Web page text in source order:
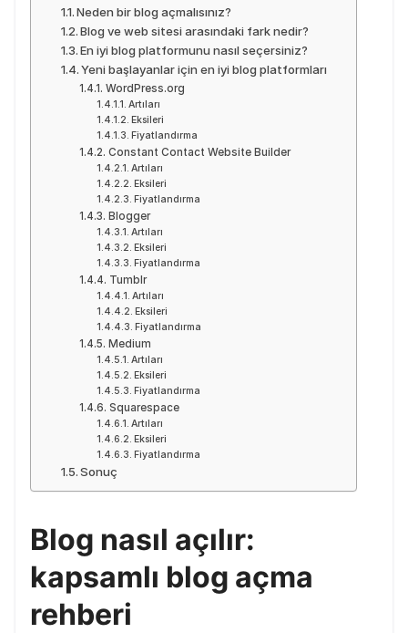
Neden bir blog açmalısınız?
Blog ve web sitesi arasındaki fark nedir?
En iyi blog platformunu nasıl seçersiniz?
Yeni başlayanlar için en iyi blog platformları
WordPress.org
Artıları
Eksileri
Fiyatlandırma
Constant Contact Website Builder
Artıları
Eksileri
Fiyatlandırma
Blogger
Artıları
Eksileri
Fiyatlandırma
Tumblr
Artıları
Eksileri
Fiyatlandırma
Medium
Artıları
Eksileri
Fiyatlandırma
Squarespace
Artıları
Eksileri
Fiyatlandırma
Sonuç
Blog nasıl açılır:
kapsamlı blog açma
rehberi